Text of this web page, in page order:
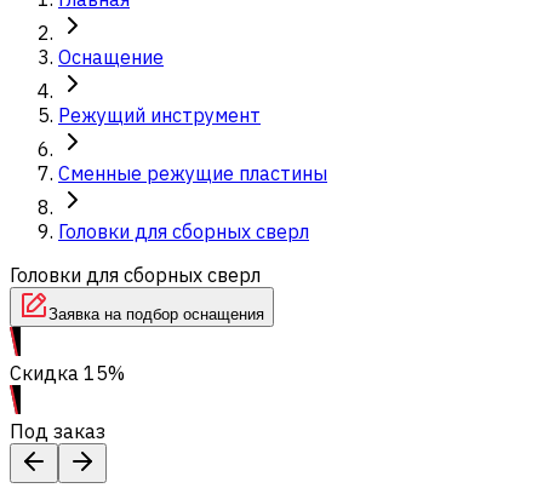
Оснащение
Режущий инструмент
Сменные режущие пластины
Головки для сборных сверл
Головки для сборных сверл
Заявка на подбор оснащения
Скидка 15%
Под заказ